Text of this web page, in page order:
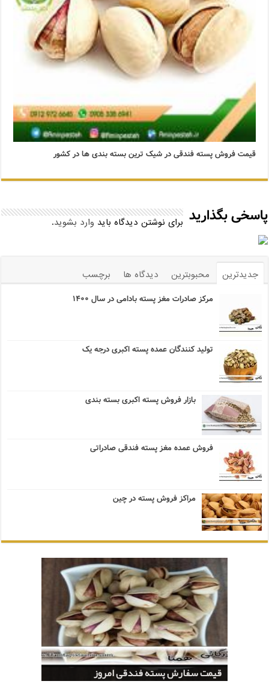
قیمت فروش پسته فندقی در شیک ترین بسته بندی ها در کشور
پاسخی بگذارید برای نوشتن دیدگاه باید وارد بشوید.
جدیدترین محبوبترین دیدگاه ها برچسب
مرکز صادرات مغز پسته بادامی در سال ۱۴۰۰
تولید کنندگان عمده پسته اکبری درجه یک
بازار فروش پسته اکبری بسته بندی
فروش عمده مغز پسته فندقی صادراتی
مراکز فروش پسته در چین
تولید کنندگان عمده پسته اکبری درجه یک
بازار فروش پسته اکبری بسته بندی
قیمت خرید پسته فندقی سال ۱۴۰۰
قیمت سفارش پسته فندقی امروز
مراکز فروش عمده پسته صادراتی فندقی